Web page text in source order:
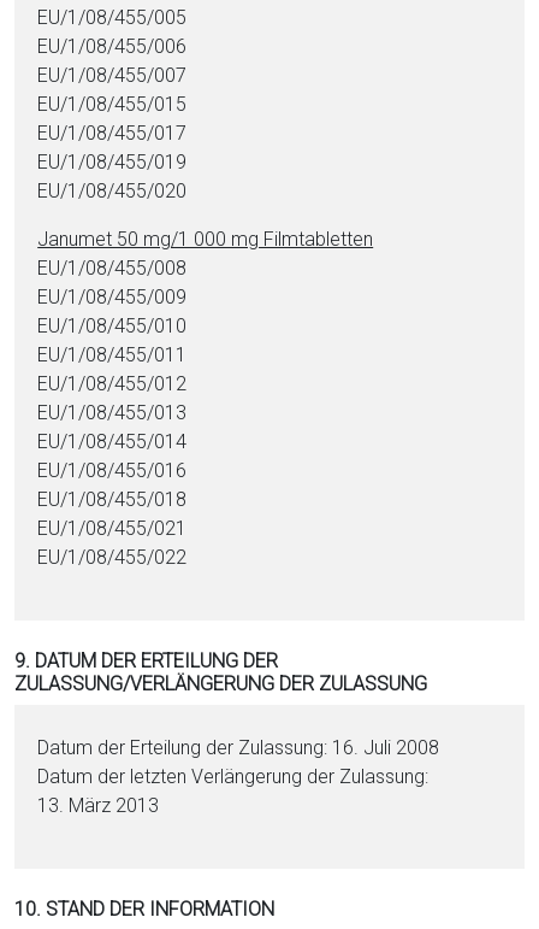
EU/1/08/455/005
EU/1/08/455/006
EU/1/08/455/007
EU/1/08/455/015
EU/1/08/455/017
EU/1/08/455/019
EU/1/08/455/020
Janumet 50 mg/1 000 mg Film­ta­blet­ten
EU/1/08/455/008
EU/1/08/455/009
EU/1/08/455/010
EU/1/08/455/011
EU/1/08/455/012
EU/1/08/455/013
EU/1/08/455/014
EU/1/08/455/016
EU/1/08/455/018
EU/1/08/455/021
EU/1/08/455/022
9. DATUM DER ERTEILUNG DER
ZULASSUNG/VERLÄNGERUNG DER ZULASSUNG
Datum der Erteilung der Zulassung: 16. Juli 2008
Datum der letzten Verlängerung der Zulassung:
13. März 2013
10. STAND DER INFORMATION